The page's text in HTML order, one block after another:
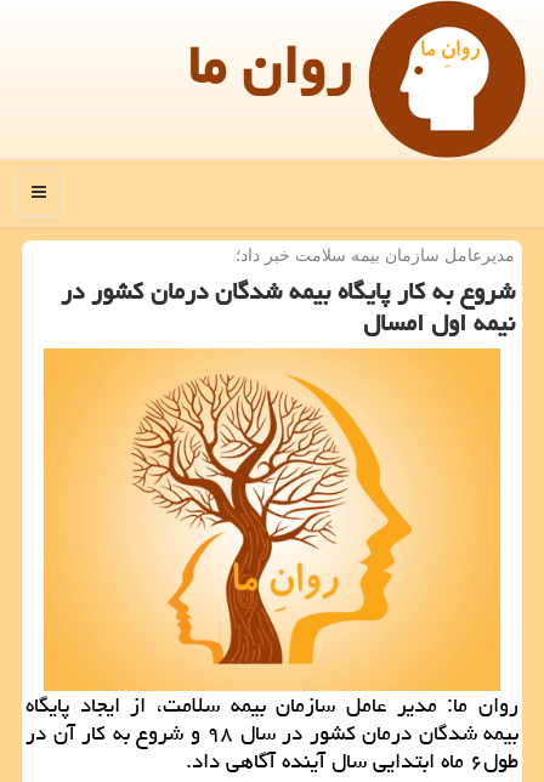
روان ما
منو
مدیرعامل سازمان بیمه سلامت خبر داد؛
شروع به كار پایگاه بیمه شدگان درمان كشور در
نیمه اول امسال
روان ما: مدیر عامل سازمان بیمه سلامت، از ایجاد پایگاه
بیمه شدگان درمان كشور در سال ۹۸ و شروع به كار آن در
طول۶ ماه ابتدایی سال آینده آگاهی داد.